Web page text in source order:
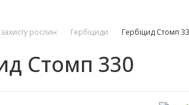
рослин Гербіциди Гербіцид Стомп
Стомп 330